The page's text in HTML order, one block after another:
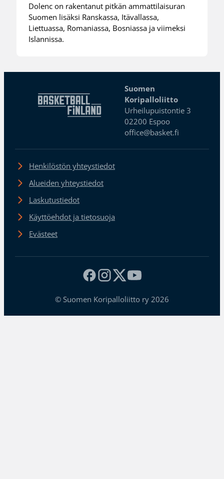
Dolenc on rakentanut pitkän ammattilaisuran
Suomen lisäksi Ranskassa, Itävallassa,
Liettuassa, Romaniassa, Bosniassa ja viimeksi
Islannissa.
Suomen
Koripalloliitto
Urheilupuistontie 3
02200 Espoo
office@basket.fi
Henkilöstön yhteystiedot
Alueiden yhteystiedot
Laskutustiedot
Käyttöehdot ja tietosuoja
Evästeet
© Suomen Koripalloliitto ry 2026